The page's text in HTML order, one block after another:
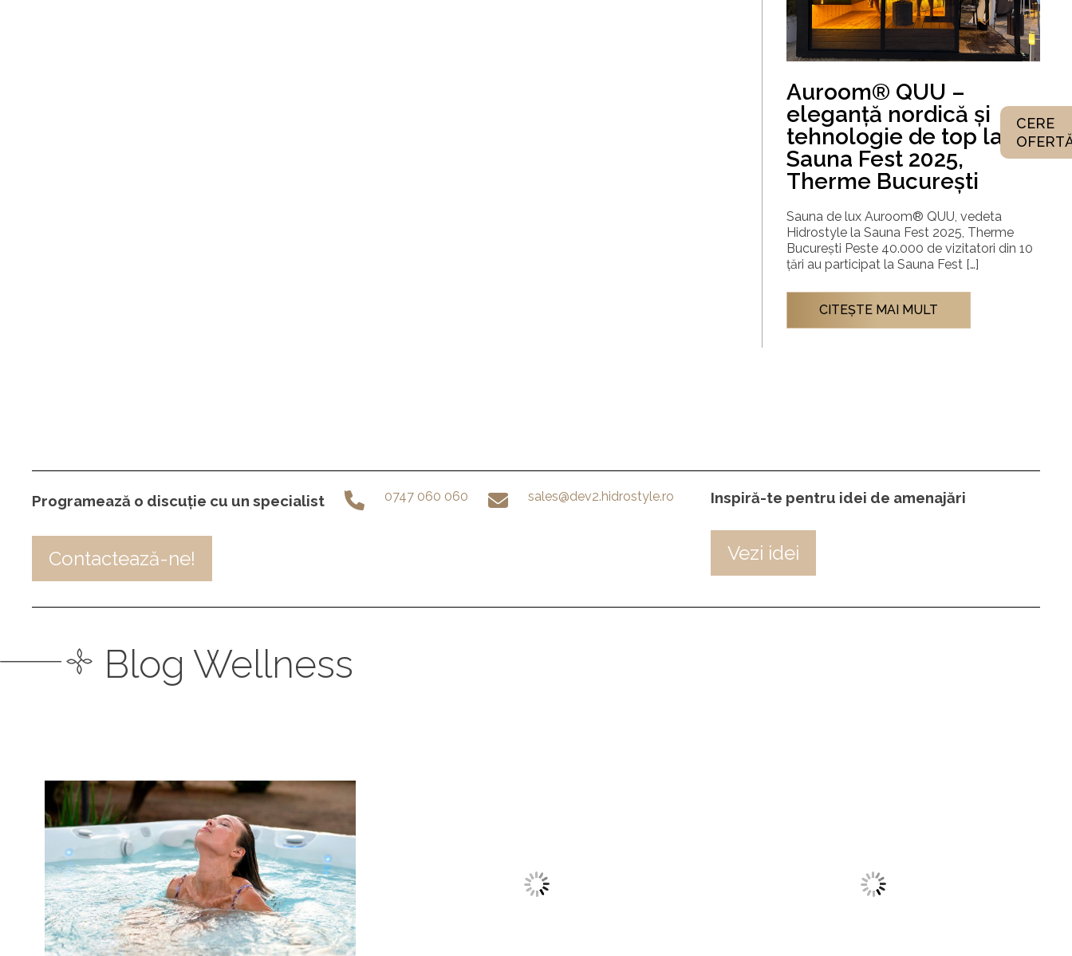
Auroom® QUU –
eleganță nordică și
tehnologie de top la
Sauna Fest 2025,
Therme București
Sauna de lux Auroom® QUU, vedeta
Hidrostyle la Sauna Fest 2025, Therme
București Peste 40.000 de vizitatori din 10
țări au participat la Sauna Fest […]
CITEŞTE MAI MULT
Programează o discuție cu un specialist 0747 060 060 sales@dev2.hidrostyle.ro
Contactează-ne!
Inspiră-te pentru idei de amenajări
Vezi idei
Blog Wellness
CERE